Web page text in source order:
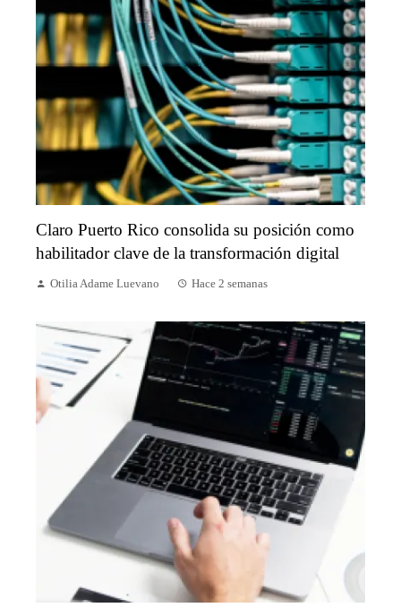
Claro Puerto Rico consolida su posición como
habilitador clave de la transformación digital
Otilia Adame Luevano Hace 2 semanas